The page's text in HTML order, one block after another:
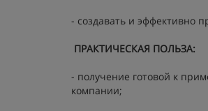
- создавать и эффективно
ПРАКТИЧЕСКАЯ ПОЛЬЗА:
- получение готовой к
компании;